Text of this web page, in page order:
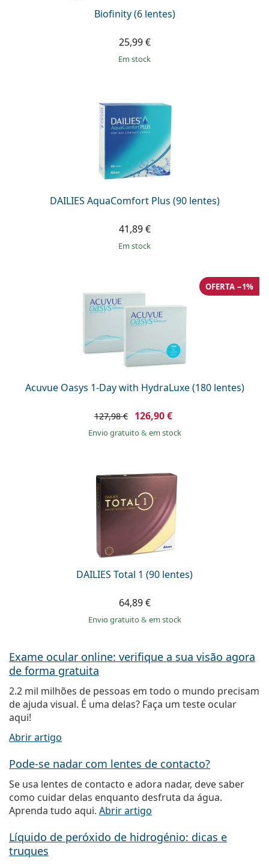
Biofinity (6 lentes)
25,99 €
em stock
DAILIES AquaComfort Plus (90 lentes)
41,89 €
em stock
Acuvue Oasys 1-Day with HydraLuxe (180 lentes)
OFERTA −1%
127,98 € 126,90 €
Envio gratuito& em stock
DAILIES Total 1 (90 lentes)
64,89 €
Envio gratuito& em stock
Exame ocular online: verifique a sua visão agora
de forma gratuita
2.2 mil milhões de pessoas em todo o mundo precisam
de ajuda visual. É uma delas? Faça um teste ocular
aqui!
Abrir artigo
Pode-se nadar com lentes de contacto?
Se usa lentes de contacto e adora nadar, deve saber
como cuidar delas enquanto desfruta da água.
Aprenda tudo aqui. Abrir artigo
Líquido de peróxido de hidrogénio: dicas e
truques